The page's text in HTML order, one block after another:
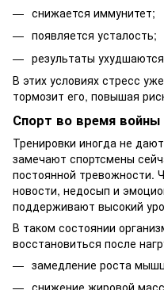
снижается иммунитет;
появляется усталость;
результаты
В этих условиях стресс
тормозит его, повышая
Спорт во время
Тренировки иногда не
замечают спортсмены
постоянной тревожности.
новости, недосып и
поддерживают высокий
В таком состоянии
восстановиться после
замедление роста